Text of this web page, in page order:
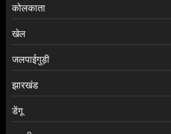
कोलकाता
खेल
जलपाईगुड़ी
झारखंड
डेंगू